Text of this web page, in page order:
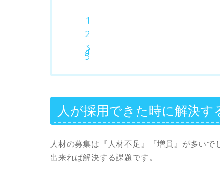
人が採用できた時に解決す
人材の募集は『人材不足』『増員』が多い
出来れば解決する課題です。